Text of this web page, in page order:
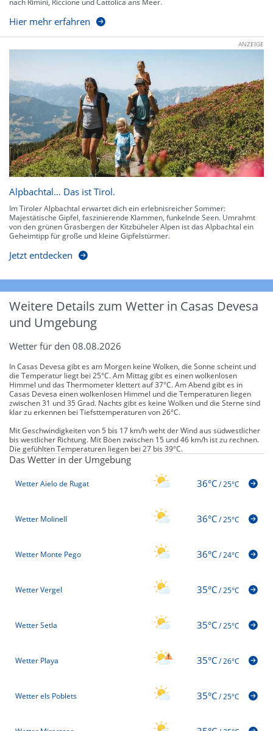
nach Rimini, Riccione und Cattolica ans Meer.
Hier mehr erfahren
ANZEIGE
Alpbachtal… Das ist Tirol.
Im Tiroler Alpbachtal erwartet dich ein erlebnisreicher Sommer:
Majestätische Gipfel, faszinierende Klammen, funkelnde Seen. Umrahmt
von den grünen Grasbergen der Kitzbüheler Alpen ist das Alpbachtal ein
Geheimtipp für große und kleine Gipfelstürmer.
Jetzt entdecken
Weitere Details zum Wetter in Casas Devesa
und Umgebung
Wetter für den 08.08.2026
In Casas Devesa gibt es am Morgen keine Wolken, die Sonne scheint und
die Temperatur liegt bei 25°C. Am Mittag gibt es einen wolkenlosen
Himmel und das Thermometer klettert auf 37°C. Am Abend gibt es in
Casas Devesa einen wolkenlosen Himmel und die Temperaturen liegen
zwischen 31 und 35 Grad. Nachts gibt es keine Wolken und die Sterne sind
klar zu erkennen bei Tiefsttemperaturen von 26°C.
Mit Geschwindigkeiten von 5 bis 17 km/h weht der Wind aus südwestlicher
bis westlicher Richtung. Mit Böen zwischen 15 und 46 km/h ist zu rechnen.
Die gefühlten Temperaturen liegen bei 27 bis 39°C.
Das Wetter in der Umgebung
Wetter Aielo de Rugat 36°C/25°C
Wetter Molinell 36°C/25°C
Wetter Monte Pego 36°C/24°C
Wetter Vergel 35°C/25°C
Wetter Setla 35°C/25°C
Wetter Playa 35°C/26°C
Wetter els Poblets 35°C/25°C